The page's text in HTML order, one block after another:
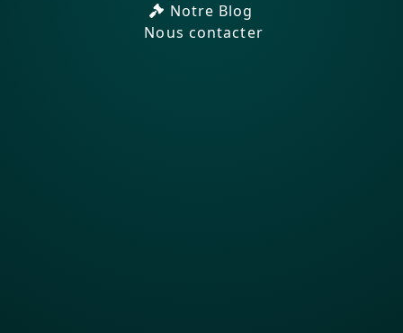
Notre Blog
Nous contacter